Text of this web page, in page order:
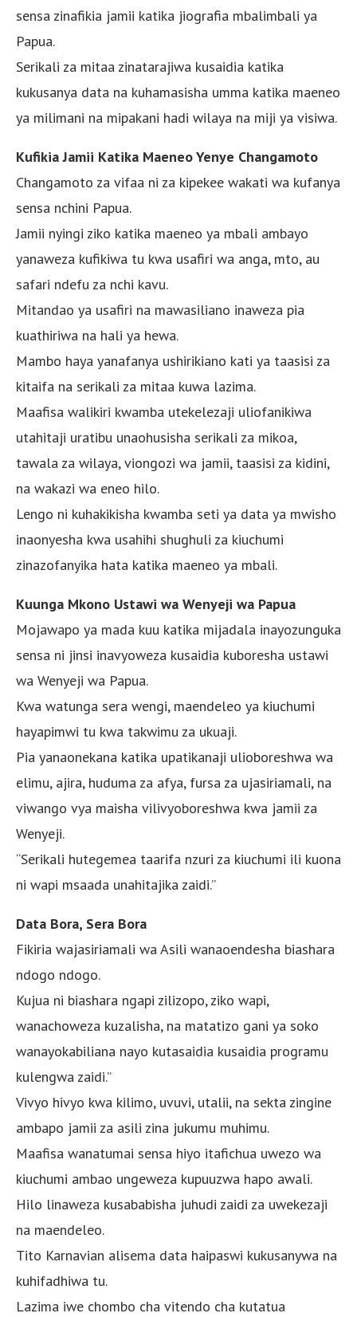
sensa zinafikia jamii katika jiografia mbalimbali ya
Papua.
Serikali za mitaa zinatarajiwa kusaidia katika
kukusanya data na kuhamasisha umma katika maeneo
ya milimani na mipakani hadi wilaya na miji ya visiwa.
Kufikia Jamii Katika Maeneo Yenye Changamoto
Changamoto za vifaa ni za kipekee wakati wa kufanya
sensa nchini Papua.
Jamii nyingi ziko katika maeneo ya mbali ambayo
yanaweza kufikiwa tu kwa usafiri wa anga, mto, au
safari ndefu za nchi kavu.
Mitandao ya usafiri na mawasiliano inaweza pia
kuathiriwa na hali ya hewa.
Mambo haya yanafanya ushirikiano kati ya taasisi za
kitaifa na serikali za mitaa kuwa lazima.
Maafisa walikiri kwamba utekelezaji uliofanikiwa
utahitaji uratibu unaohusisha serikali za mikoa,
tawala za wilaya, viongozi wa jamii, taasisi za kidini,
na wakazi wa eneo hilo.
Lengo ni kuhakikisha kwamba seti ya data ya mwisho
inaonyesha kwa usahihi shughuli za kiuchumi
zinazofanyika hata katika maeneo ya mbali.
Kuunga Mkono Ustawi wa Wenyeji wa Papua
Mojawapo ya mada kuu katika mijadala inayozunguka
sensa ni jinsi inavyoweza kusaidia kuboresha ustawi
wa Wenyeji wa Papua.
Kwa watunga sera wengi, maendeleo ya kiuchumi
hayapimwi tu kwa takwimu za ukuaji.
Pia yanaonekana katika upatikanaji ulioboreshwa wa
elimu, ajira, huduma za afya, fursa za ujasiriamali, na
viwango vya maisha vilivyoboreshwa kwa jamii za
Wenyeji.
“Serikali hutegemea taarifa nzuri za kiuchumi ili kuona
ni wapi msaada unahitajika zaidi.”
Data Bora, Sera Bora
Fikiria wajasiriamali wa Asili wanaoendesha biashara
ndogo ndogo.
Kujua ni biashara ngapi zilizopo, ziko wapi,
wanachoweza kuzalisha, na matatizo gani ya soko
wanayokabiliana nayo kutasaidia kusaidia programu
kulengwa zaidi.”
Vivyo hivyo kwa kilimo, uvuvi, utalii, na sekta zingine
ambapo jamii za asili zina jukumu muhimu.
Maafisa wanatumai sensa hiyo itafichua uwezo wa
kiuchumi ambao ungeweza kupuuzwa hapo awali.
Hilo linaweza kusababisha juhudi zaidi za uwekezaji
na maendeleo.
Tito Karnavian alisema data haipaswi kukusanywa na
kuhifadhiwa tu.
Lazima iwe chombo cha vitendo cha kutatua